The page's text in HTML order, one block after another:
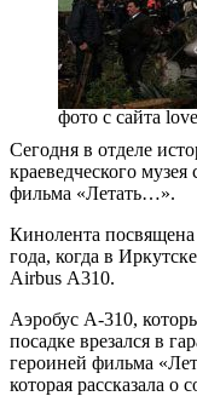
фото с сайта
Сегодня в отделе
краеведческого
фильма «Летать…».
Кинолента посвящена
года, когда в
Airbus А310.
Аэробус А-310,
посадке врезался в
героиней фильма
которая рассказала о